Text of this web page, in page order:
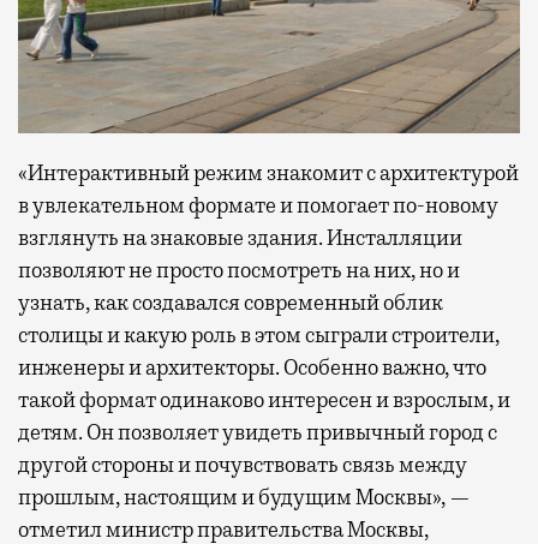
«Интерактивный режим знакомит с архитектурой
в увлекательном формате и помогает по-новому
взглянуть на знаковые здания. Инсталляции
позволяют не просто посмотреть на них, но и
узнать, как создавался современный облик
столицы и какую роль в этом сыграли строители,
инженеры и архитекторы. Особенно важно, что
такой формат одинаково интересен и взрослым, и
детям. Он позволяет увидеть привычный город с
другой стороны и почувствовать связь между
прошлым, настоящим и будущим Москвы», —
отметил министр правительства Москвы,